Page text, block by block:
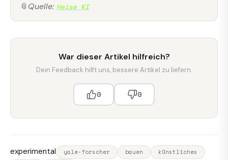
📎 Quelle: Heise KI
War dieser Artikel hilfreich?
Dein Feedback hilft uns, bessere Artikel zu liefern.
0 0
experimental yale-forscher bauen künstliches